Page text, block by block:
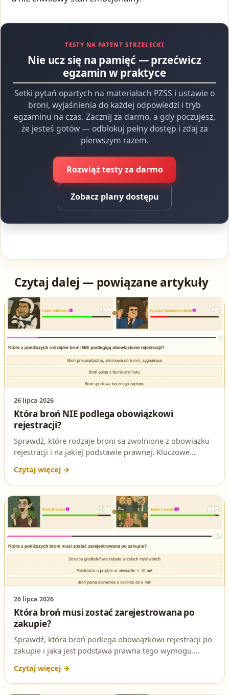
TESTY NA PATENT STRZELECKI
Nie ucz się na pamięć — przećwicz
egzamin w praktyce
Setki pytań opartych na materiałach PZSS i ustawie o
broni, wyjaśnienia do każdej odpowiedzi i tryb
egzaminu na czas. Zacznij za darmo, a gdy poczujesz,
że jesteś gotów — odblokuj pełny dostęp i zdaj za
pierwszym razem.
Rozwiąż testy za darmo
Zobacz plany dostępu
Czytaj dalej — powiązane artykuły
26 lipca 2026
Która broń NIE podlega obowiązkowi
rejestracji?
Sprawdź, które rodzaje broni są zwolnione z obowiązku
rejestracji i na jakiej podstawie prawnej. Kluczowe
krok po kroku.
26 lipca 2026
Która broń musi zostać zarejestrowana po
zakupie?
Sprawdź, która broń podlega obowiązkowi rejestracji po
zakupie i jaka jest podstawa prawna tego wymogu.